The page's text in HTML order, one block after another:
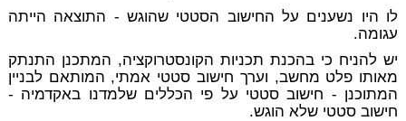
לו היו נשענים על החישוב הסטטי שהוגש - התוצאה הייתה
עגומה.
יש להניח כי בהכנת תכניות הקונסטרוקציה, המתכנן התנתק
מאותו פלט מחשב, וערך חישוב סטטי אמתי, המותאם לבניין
המתוכנן - חישוב סטטי על פי הכללים שלמדנו באקדמיה -
חישוב סטטי שלא הוגש.